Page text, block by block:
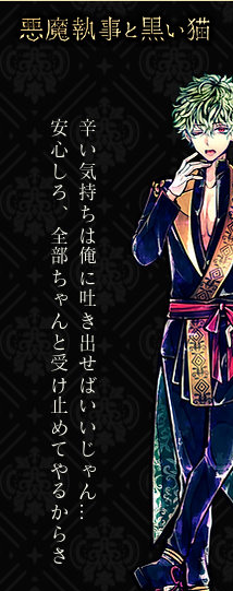
辛い気持ちは俺に吐き出せばいいじゃん…
​安心しろ、全部ちゃんと受け止めてやるからさ